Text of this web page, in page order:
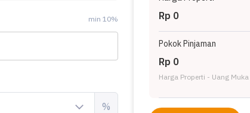
min 10%
%
Rp 0
Pokok Pinjaman
Rp 0
Harga Properti - Uang Muka